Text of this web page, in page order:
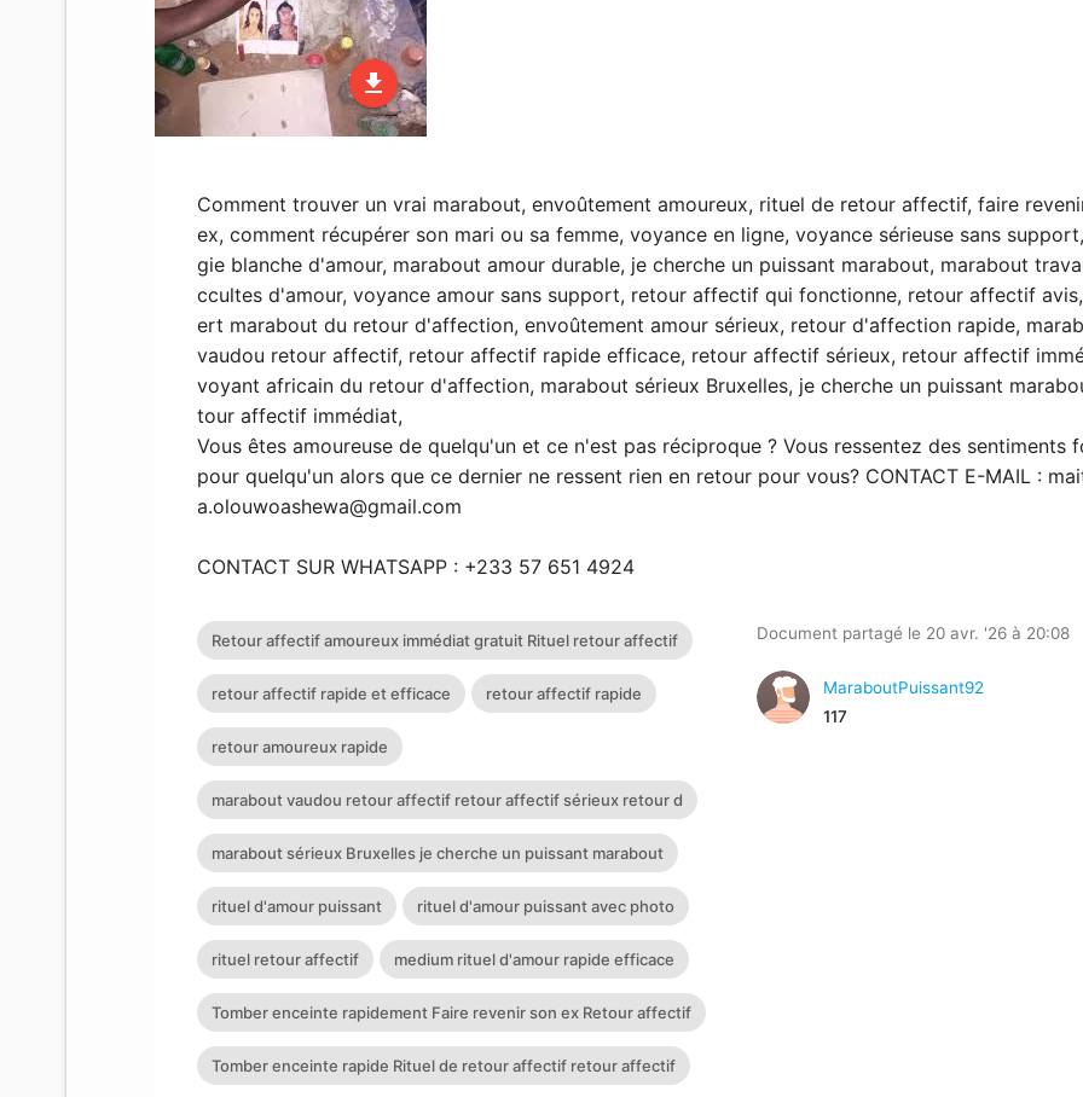
file_download
Comment trouver un vrai marabout, envoûtement amoureux, rituel de retour affectif, faire
ex, comment récupérer son mari ou sa femme, voyance en ligne, voyance sérieuse sans
gie blanche d'amour, marabout amour durable, je cherche un puissant marabout, marabout
ccultes d'amour, voyance amour sans support, retour affectif qui fonctionne, retour affectif
ert marabout du retour d'affection, envoûtement amour sérieux, retour d'affection rapide,
vaudou retour affectif, retour affectif rapide efficace, retour affectif sérieux, retour affectif
voyant africain du retour d'affection, marabout sérieux Bruxelles, je cherche un puissant
tour affectif immédiat,
Vous êtes amoureuse de quelqu'un et ce n'est pas réciproque ? Vous ressentez des sentiments
pour quelqu'un alors que ce dernier ne ressent rien en retour pour vous? CONTACT E-MAIL :
a.olouwoashewa@gmail.com
CONTACT SUR WHATSAPP : +233 57 651 4924
Retour affectif amoureux immédiat gratuit Rituel retour affectif
retour affectif rapide et efficace retour affectif rapide
retour amoureux rapide
marabout vaudou retour affectif retour affectif sérieux retour d
marabout sérieux Bruxelles je cherche un puissant marabout
rituel d'amour puissant rituel d'amour puissant avec photo
rituel retour affectif medium rituel d'amour rapide efficace
Tomber enceinte rapidement Faire revenir son ex Retour affectif
Tomber enceinte rapide Rituel de retour affectif retour affectif
Document partagé le 20 avr. '26 à 20:08
MaraboutPuissant92
117